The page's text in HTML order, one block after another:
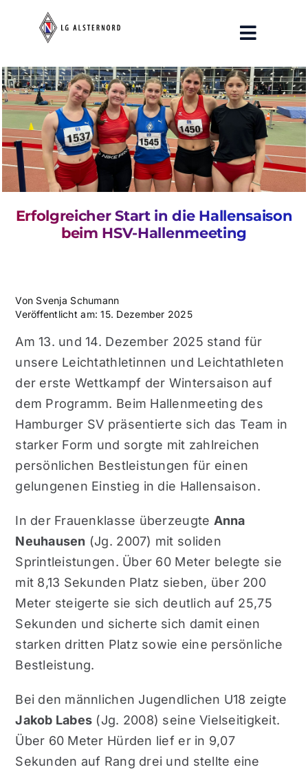
Toggle
Aktuelles
Training
Breitensport
Verein
Pressespiegel
Erfolgreicher Start in die Hallensaison
beim HSV-Hallenmeeting
Von Svenja Schumann
Veröffentlicht am: 15. Dezember 2025
Am 13. und 14. Dezember 2025 stand für
unsere Leichtathletinnen und Leichtathleten
der erste Wettkampf der Wintersaison auf
dem Programm. Beim Hallenmeeting des
Hamburger SV präsentierte sich das Team in
starker Form und sorgte mit zahlreichen
persönlichen Bestleistungen für einen
gelungenen Einstieg in die Hallensaison.
In der Frauenklasse überzeugte Anna
Neuhausen (Jg. 2007) mit soliden
Sprintleistungen. Über 60 Meter belegte sie
mit 8,13 Sekunden Platz sieben, über 200
Meter steigerte sie sich deutlich auf 25,75
Sekunden und sicherte sich damit einen
starken dritten Platz sowie eine persönliche
Bestleistung.
Bei den männlichen Jugendlichen U18 zeigte
Jakob Labes (Jg. 2008) seine Vielseitigkeit.
Über 60 Meter Hürden lief er in 9,07
Sekunden auf Rang drei und stellte eine